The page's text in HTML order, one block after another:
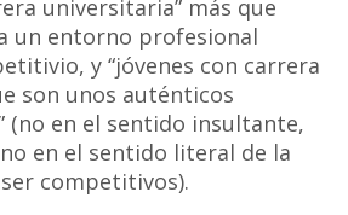
universitaria” más que
un entorno profesional
y “jóvenes con carrera
son unos auténticos
(no en el sentido insultante,
en el sentido literal de la
competitivos).